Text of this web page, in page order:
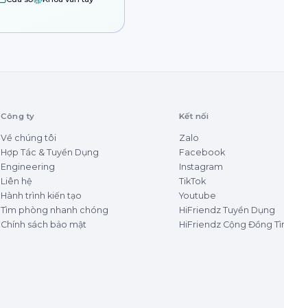
Công ty
Về chúng tôi
Hợp Tác & Tuyển Dụng
Engineering
Liên hệ
Hành trình kiến tạo
Tìm phòng nhanh chóng
Chính sách bảo mật
Kết nối
Zalo
Facebook
Instagram
TikTok
Youtube
HiFriendz Tuyển Dụng
HiFriendz Cộng Đồng